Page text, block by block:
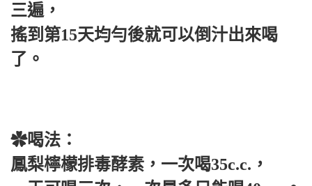
三遍，
搖到第15天均勻後就可以倒汁出來喝
了。
✿喝法：
鳳梨檸檬排毒酵素，一次喝35c.c.，